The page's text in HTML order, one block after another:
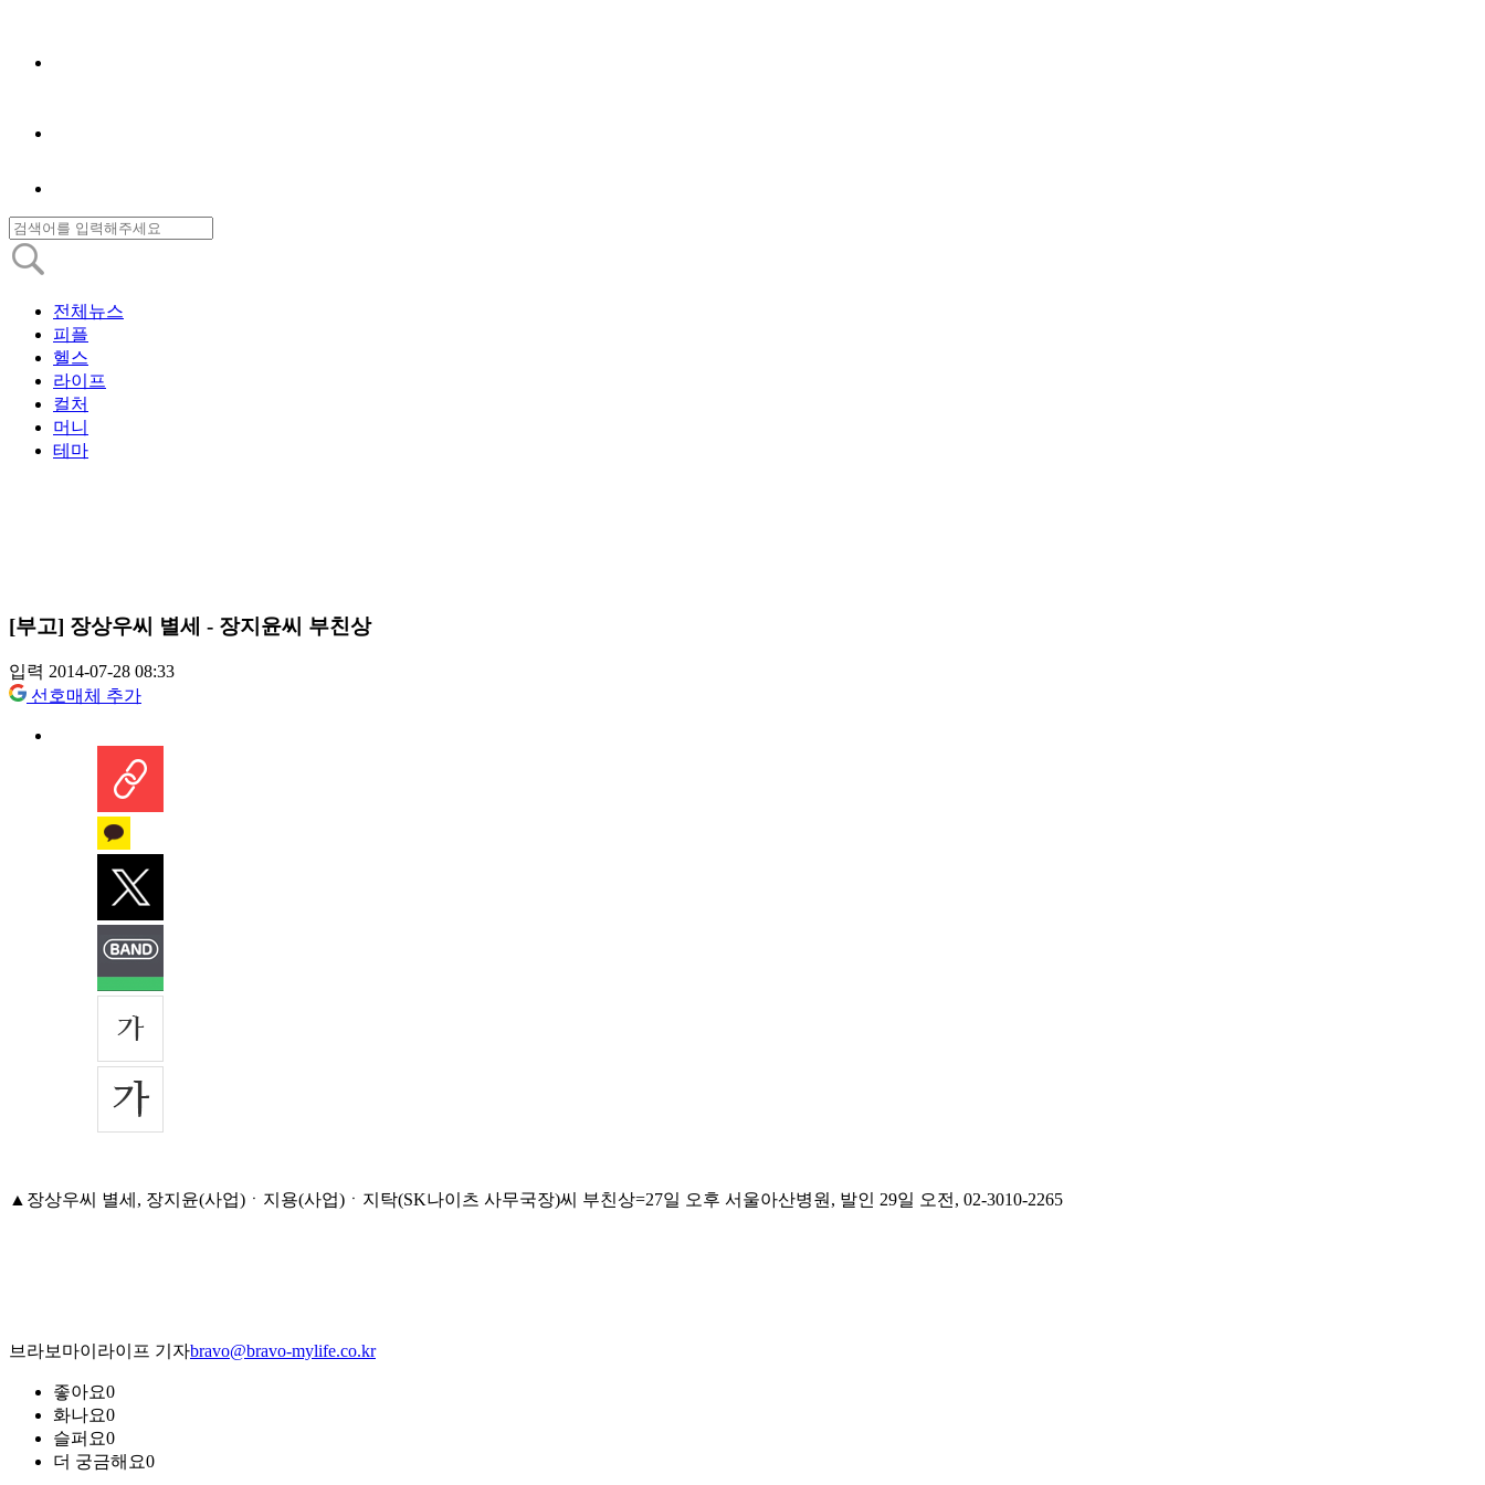
전체뉴스
피플
헬스
라이프
컬처
머니
테마
[부고] 장상우씨 별세 - 장지윤씨 부친상
입력 2014-07-28 08:33
선호매체 추가
▲장상우씨 별세, 장지윤(사업)ㆍ지용(사업)ㆍ지탁(SK나이츠 사무국장)씨 부친상=27일 오후 서울아산병원, 발인 29일 오전, 02-3010-2265
브라보마이라이프 기자bravo@bravo-mylife.co.kr
좋아요0
화나요0
슬퍼요0
더 궁금해요0